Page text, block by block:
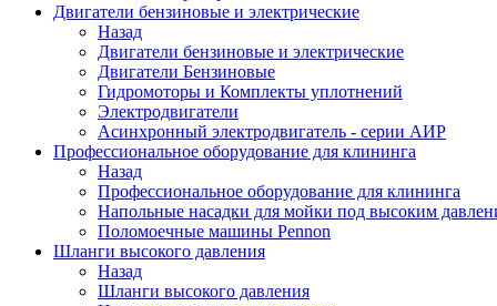
Двигатели бензиновые и электрические
Назад
Двигатели бензиновые и электрические
Двигатели Бензиновые
Гидромоторы и Комплекты уплотнений
Электродвигатели
Асинхронный электродвигатель - серии АИР
Профессиональное оборудование для клининга
Назад
Профессиональное оборудование для клининга
Напольные насадки для мойки под высоким
Поломоечные машины Pennon
Шланги высокого давления
Назад
Шланги высокого давления